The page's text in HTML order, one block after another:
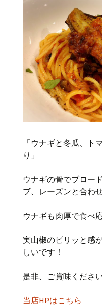
「ウナギと冬瓜、
り」
ウナギの骨でブロー
ブ、レーズンと合わ
ウナギも肉厚で食べ
実山椒のピリッと感
しいです！
是非、ご賞味ください
当店HPはこちら